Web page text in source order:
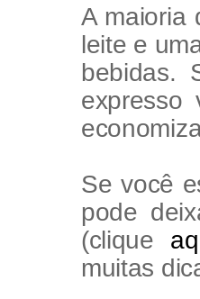
A maioria
leite e
bebidas.
expresso
Se você
pode
(clique
muitas